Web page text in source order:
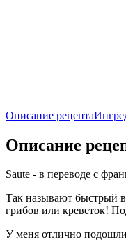
Описание рецепта
Описание
Saute - в переводе с
Так называют быстрый
грибов или креветок!
У меня отлично